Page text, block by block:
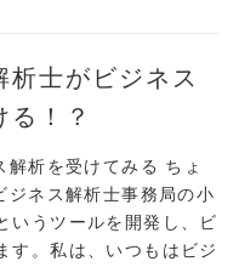
析士がビジネス
る！？
解析を受けてみる ちょ
ジネス解析士事務局の小
いうツールを開発し、ビ
す。私は、いつもはビジ